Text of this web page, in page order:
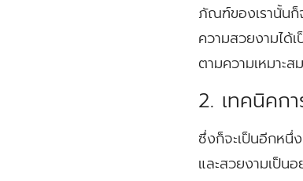
ภัณฑ์ของเรานั้นก็
ความสวยงามได้
ตามความเหมาะส
2. เทคนิคก
ซึ่งก็จะเป็นอีกหนึ่
และสวยงามเป็น